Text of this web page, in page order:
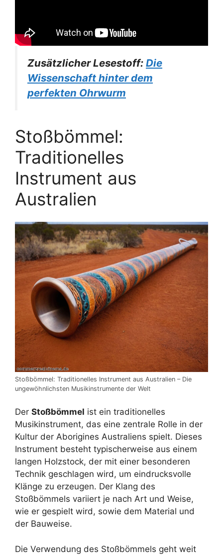
Zusätzlicher Lesestoff: Die
Wissenschaft hinter dem
perfekten Ohrwurm
Stoßbömmel:
Traditionelles
Instrument aus
Australien
Stoßbömmel: Traditionelles Instrument aus Australien – Die
ungewöhnlichsten Musikinstrumente der Welt
Der Stoßbömmel ist ein traditionelles
Musikinstrument, das eine zentrale Rolle in der
Kultur der Aborigines Australiens spielt. Dieses
Instrument besteht typischerweise aus einem
langen Holzstock, der mit einer besonderen
Technik geschlagen wird, um eindrucksvolle
Klänge zu erzeugen. Der Klang des
Stoßbömmels variiert je nach Art und Weise,
wie er gespielt wird, sowie dem Material und
der Bauweise.
Die Verwendung des Stoßbömmels geht weit